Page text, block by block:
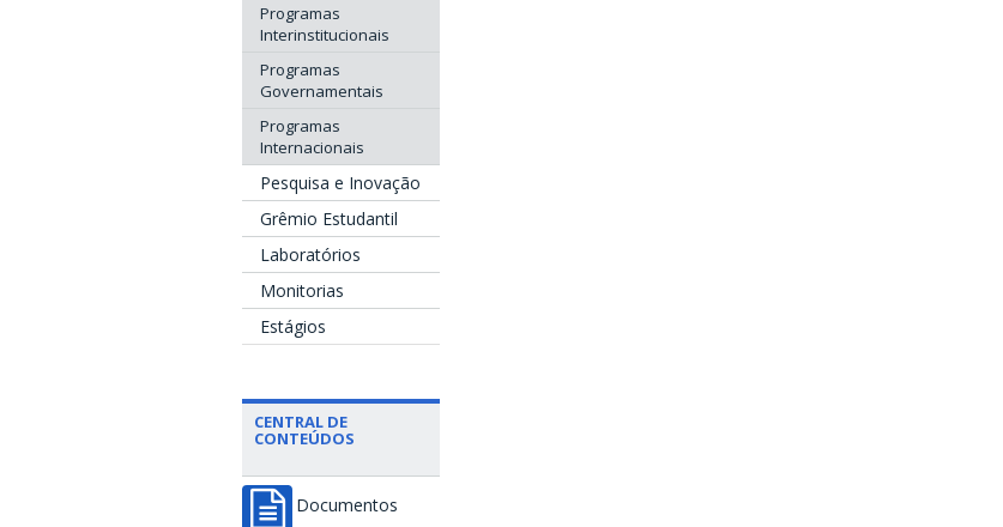
Programas
Interinstitucionais
Programas
Governamentais
Programas
Internacionais
Pesquisa e Inovação
Grêmio Estudantil
Laboratórios
Monitorias
Estágios
CENTRAL DE
CONTEÚDOS
Documentos